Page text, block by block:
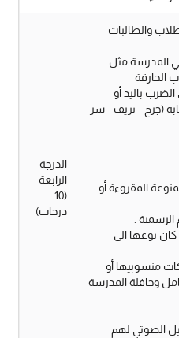
والطالبات
المدرسة مثل
الحارقة
باليد أو
(جرح - نزيف - سر
المقروءة أو
الرسمية .
كان نوعها الى
منسوبيها أو
وحافلة المدرسة
الصوتي لهم
الدرجة
الرابعة
(10
درجات)